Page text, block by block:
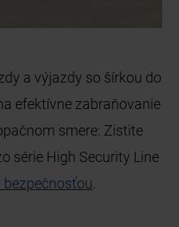
a výjazdy so šírkou do
efektívne zabraňovanie
smere: Zistite
série High Security Line